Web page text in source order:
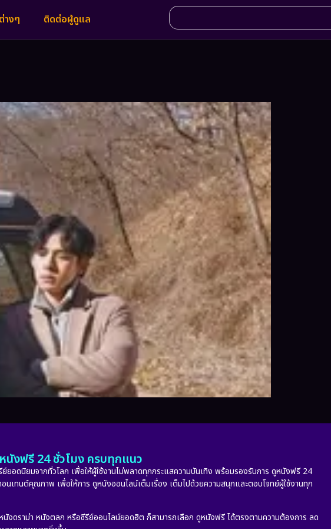
างๆ ติดต่อผู้ดูแล
นังฟรี 24 ชั่วโมง ครบทุกแนว
ดนิยมจากทั่วโลก เพื่อให้ผู้ใช้งานไม่พลาดทุกกระแสความบันเทิง พร้อมรองรับการ ดูหนังฟรี 24
นเทนต์คุณภาพ เพื่อให้การ ดูหนังออนไลน์เต็มเรื่อง เต็มไปด้วยความสนุกและตอบโจทย์ผู้ใช้งานทุก
งดราม่า หนังตลก หรือซีรีย์ออนไลน์ยอดฮิต ก็สามารถเลือก ดูหนังฟรี ได้ตรงตามความต้องการ ลด